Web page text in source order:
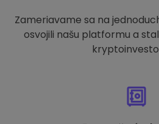
Zameriavame sa na
osvojili našu platformu a